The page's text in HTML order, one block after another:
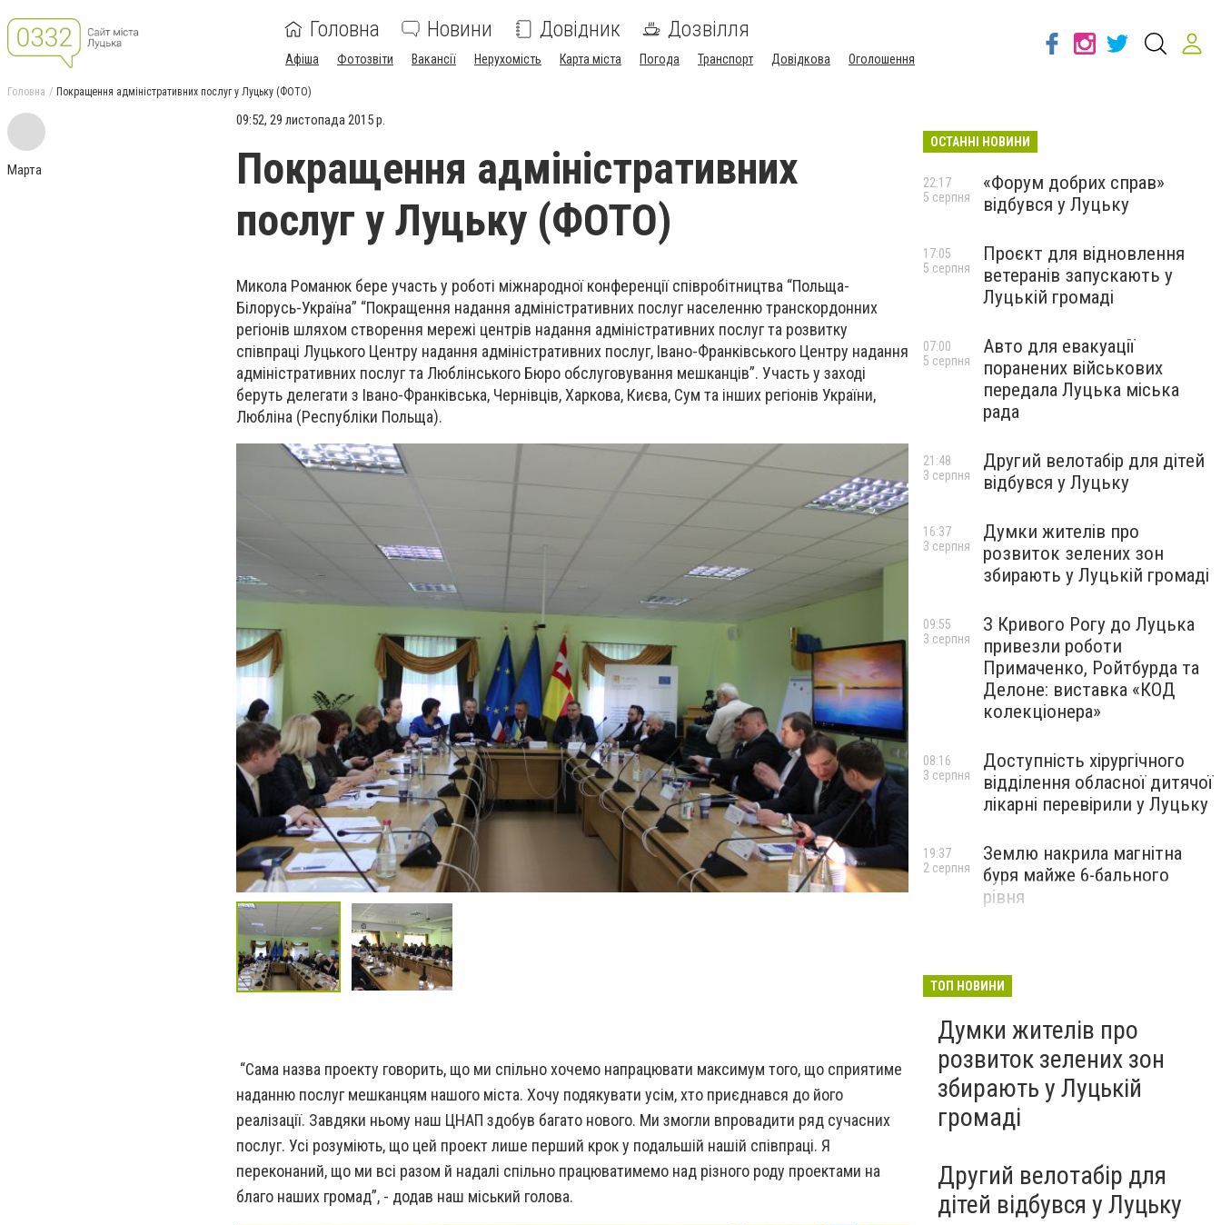
Головна Новини Довідник Дозвілля
Афіша Фотозвіти Вакансії Нерухомість Карта міста Погода Транспорт Довідкова Оголошення
Головна Покращення адміністративних послуг у Луцьку (ФОТО)
Марта
09:52, 29 листопада 2015 р.
Покращення адміністративних
послуг у Луцьку (ФОТО)
Микола Романюк бере участь у роботі міжнародної конференції співробітництва “Польща-
Білорусь-Україна” “Покращення надання адміністративних послуг населенню транскордонних
регіонів шляхом створення мережі центрів надання адміністративних послуг та розвитку
співпраці Луцького Центру надання адміністративних послуг, Івано-Франківського Центру надання
адміністративних послуг та Люблінського Бюро обслуговування мешканців”. Участь у заході
беруть делегати з Івано-Франківська, Чернівців, Харкова, Києва, Сум та інших регіонів України,
Любліна (Республіки Польща).
“Сама назва проекту говорить, що ми спільно хочемо напрацювати максимум того, що сприятиме
наданню послуг мешканцям нашого міста. Хочу подякувати усім, хто приєднався до його
реалізації. Завдяки ньому наш ЦНАП здобув багато нового. Ми змогли впровадити ряд сучасних
послуг. Усі розуміють, що цей проект лише перший крок у подальшій нашій співпраці. Я
переконаний, що ми всі разом й надалі спільно працюватимемо над різного роду проектами на
благо наших громад”, - додав наш міський голова.
ОСТАННІ НОВИНИ
«Форум добрих справ»
відбувся у Луцьку
22:17
5 серпня
Проєкт для відновлення
ветеранів запускають у
Луцькій громаді
17:05
5 серпня
Авто для евакуації
поранених військових
передала Луцька міська
рада
07:00
5 серпня
Другий велотабір для дітей
відбувся у Луцьку
21:48
3 серпня
Думки жителів про
розвиток зелених зон
збирають у Луцькій громаді
16:37
3 серпня
З Кривого Рогу до Луцька
привезли роботи
Примаченко, Ройтбурда та
Делоне: виставка «КОД
колекціонера»
09:55
3 серпня
Доступність хірургічного
відділення обласної дитячої
лікарні перевірили у Луцьку
08:16
3 серпня
Землю накрила магнітна
буря майже 6-бального
рівня
19:37
2 серпня
ТОП НОВИНИ
Думки жителів про
розвиток зелених зон
збирають у Луцькій
громаді
Другий велотабір для
дітей відбувся у Луцьку